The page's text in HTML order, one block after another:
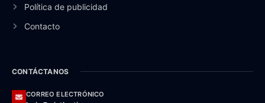
Política de publicidad
Contacto
CONTÁCTANOS
CORREO ELECTRÓNICO